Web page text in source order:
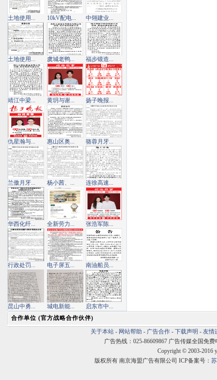
土地使用... 10kV配电... 中翎建业...
土地使用... 虞城老鸭... 福步锻造...
靖江中梁... 黄玥与谢... 扬子晚报...
仇星瀚与... 惠山区奥... 骆蓉月牙...
兰傲月牙... 杨小茜、... 连徐高速...
华西化纤... 全新劳力... 张浩军陈...
行政处罚... 电子屏五... 南油船员...
昆山中勇... 城电新能...
启东市中...
合作单位 (官方战略合作伙伴)
关于本站 - 网站帮助 - 广告合作 - 下载声明 - 友情
广告热线：025-86609867 广告传媒全国免费
Copyright © 2003-2016
版权所有 南京海盟广告有限公司 ICP备案号：